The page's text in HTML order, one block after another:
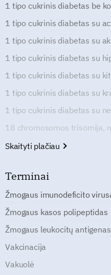
1 tipo cukrinis diabetas be
1 tipo cukrinis diabetas su
1 tipo cukrinis diabetas su
1 tipo cukrinis diabetas su
1 tipo cukrinis diabetas su
1 tipo cukrinis diabetas su
1 tipo cukrinis diabetas su
18 chromosomos trisomija,
Skaityti plačiau
Terminai
Žmogaus imunodeficito
Žmogaus kasos polipeptidas
Žmogaus leukocitų
Vakcinacija
Vakuolė